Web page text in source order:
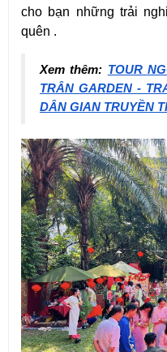
cho bạn những trải
quên .
Xem thêm: TOUR
TRÂN GARDEN -
DÂN GIAN TRUYỀN